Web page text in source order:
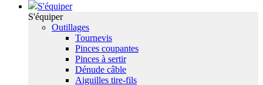
S'équiper
S'équiper
Outillages
Tournevis
Pinces coupantes
Pinces à sertir
Dénude câble
Aiguilles tire-fils